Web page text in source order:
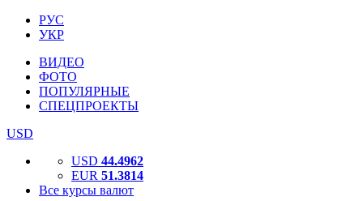
РУС
УКР
ВИДЕО
ФОТО
ПОПУЛЯРНЫЕ
СПЕЦПРОЕКТЫ
USD
USD 44.4962
EUR 51.3814
Все курсы валют